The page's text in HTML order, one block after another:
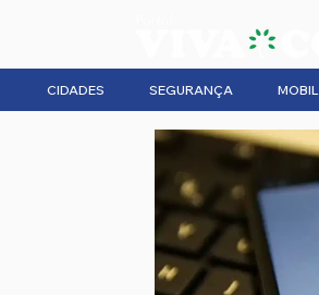
CIDADES SEGURANÇA